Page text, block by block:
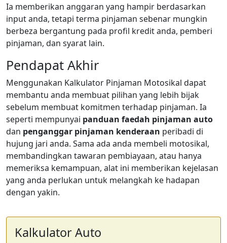
Ia memberikan anggaran yang hampir berdasarkan
input anda, tetapi terma pinjaman sebenar mungkin
berbeza bergantung pada profil kredit anda, pemberi
pinjaman, dan syarat lain.
Pendapat Akhir
Menggunakan Kalkulator Pinjaman Motosikal dapat
membantu anda membuat pilihan yang lebih bijak
sebelum membuat komitmen terhadap pinjaman. Ia
seperti mempunyai panduan faedah pinjaman auto
dan penganggar pinjaman kenderaan peribadi di
hujung jari anda. Sama ada anda membeli motosikal,
membandingkan tawaran pembiayaan, atau hanya
memeriksa kemampuan, alat ini memberikan kejelasan
yang anda perlukan untuk melangkah ke hadapan
dengan yakin.
Kalkulator Auto